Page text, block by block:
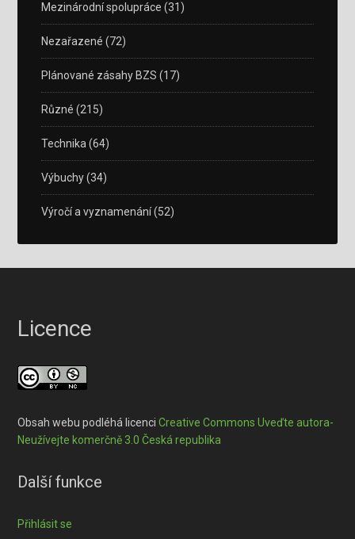
Mezinárodní spolupráce (31)
Nezařazené (72)
Plánované zásahy BZS (17)
Různé (215)
Technika (64)
Výbuchy(34)
Výročí a vyznamenání(52)
Licence
Obsah webu podléhá licenciCreative Commons Uveďte autora-
Neužívejte komerčně 3.0 Česká republika
Další funkce
Přihlásit se